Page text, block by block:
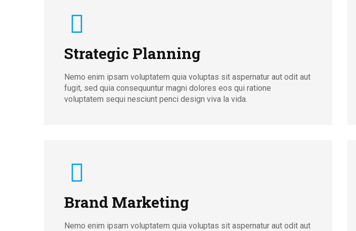
Strategic Planning
Nemo enim ipsam voluptatem quia voluptas sit aspernatur aut odit aut
fugit, sed quia consequuntur magni dolores eos qui ratione
voluptatem sequi nesciunt penci design viva la vida.
Brand Marketing
Nemo enim ipsam voluptatem quia voluptas sit aspernatur aut odit aut